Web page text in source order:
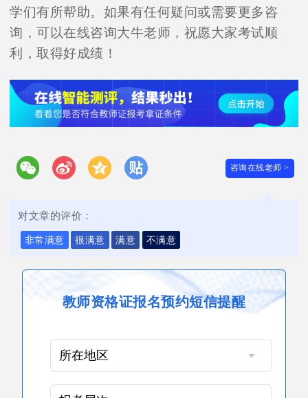
学们有所帮助。如果有任何疑问或需要更多咨
询，可以在线咨询大牛老师，祝愿大家考试顺
利，取得好成绩！
咨询在线老师 >
对文章的评价：
非常满意 很满意 满意 不满意
教师资格证报名预约短信提醒